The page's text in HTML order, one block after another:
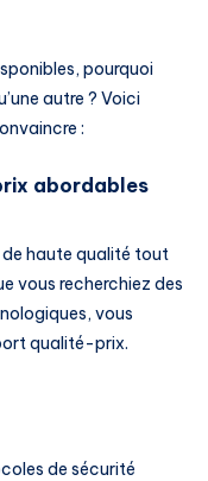
pourquoi
autre ? Voici
:
abordables
de haute qualité tout
vous recherchiez des
vous
qualité-prix.
de sécurité